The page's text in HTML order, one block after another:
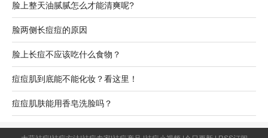
脸上整天油腻腻怎么才能清爽呢?
脸两侧长痘痘的原因
脸上长痘不应该吃什么食物？
痘痘肌到底能不能化妆？看这里！
痘痘肌肤能用香皂洗脸吗？